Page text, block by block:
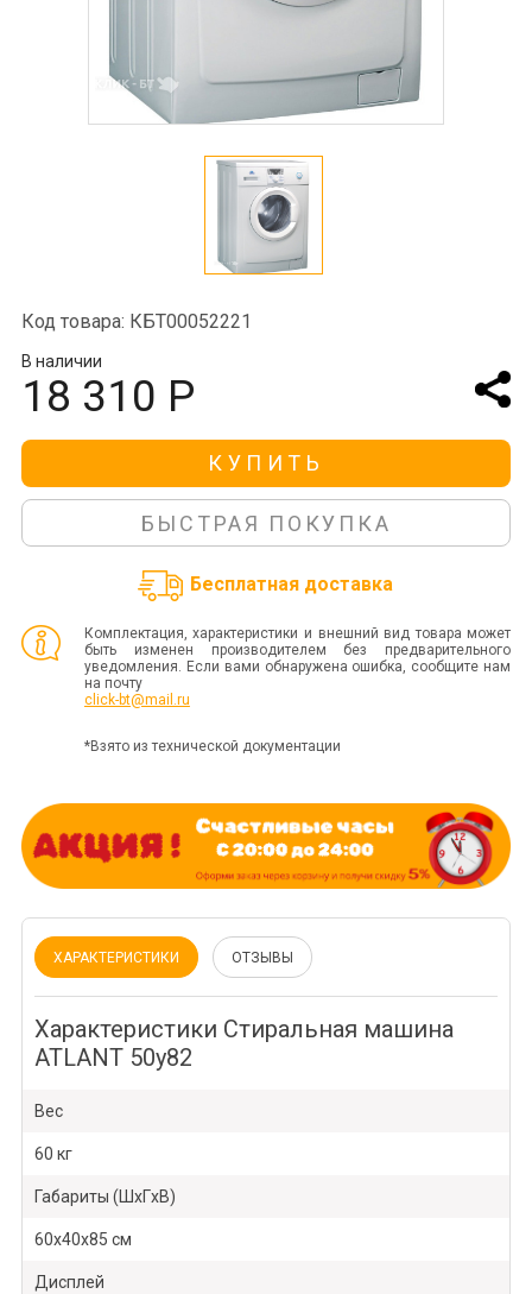
Код товара: КБТ00052221
В наличии
18 310 Р
КУПИТЬ
БЫСТРАЯ ПОКУПКА
Бесплатная доставка
Комплектация, характеристики и внешний вид товара может
быть изменен производителем без предварительного
уведомления. Если вами обнаружена ошибка, сообщите нам
на почту
click-bt@mail.ru
*Взято из технической документации
ХАРАКТЕРИСТИКИ ОТЗЫВЫ
Характеристики Стиральная машина
ATLANT 50у82
Вес
60 кг
Габариты (ШxГxВ)
60x40x85 см
Дисплей